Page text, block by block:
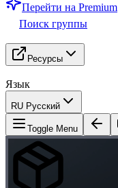
Перейти на Premium
Поиск группы
Ресурсы
Язык
RU Русский
Toggle Menu